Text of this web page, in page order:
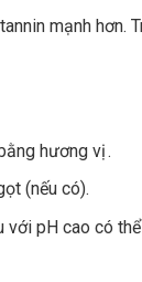
mạnh hơn.
hương vị .
(nếu có).
pH cao có